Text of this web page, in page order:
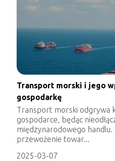
Transport morski i jego
gospodarkę
Transport morski odgrywa
gospodarce, będąc
międzynarodowego
przewożenie towar...
2025-03-07